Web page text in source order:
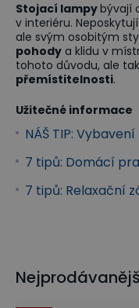
Stojací lampybývají
v interiéru.
ale svým osobitým
pohody a klidu v
tohoto důvodu, ale
přemístitelnosti.
Užitečné informace
NÁŠ TIP:
7 tipů: Domácí
7 tipů: Relaxační